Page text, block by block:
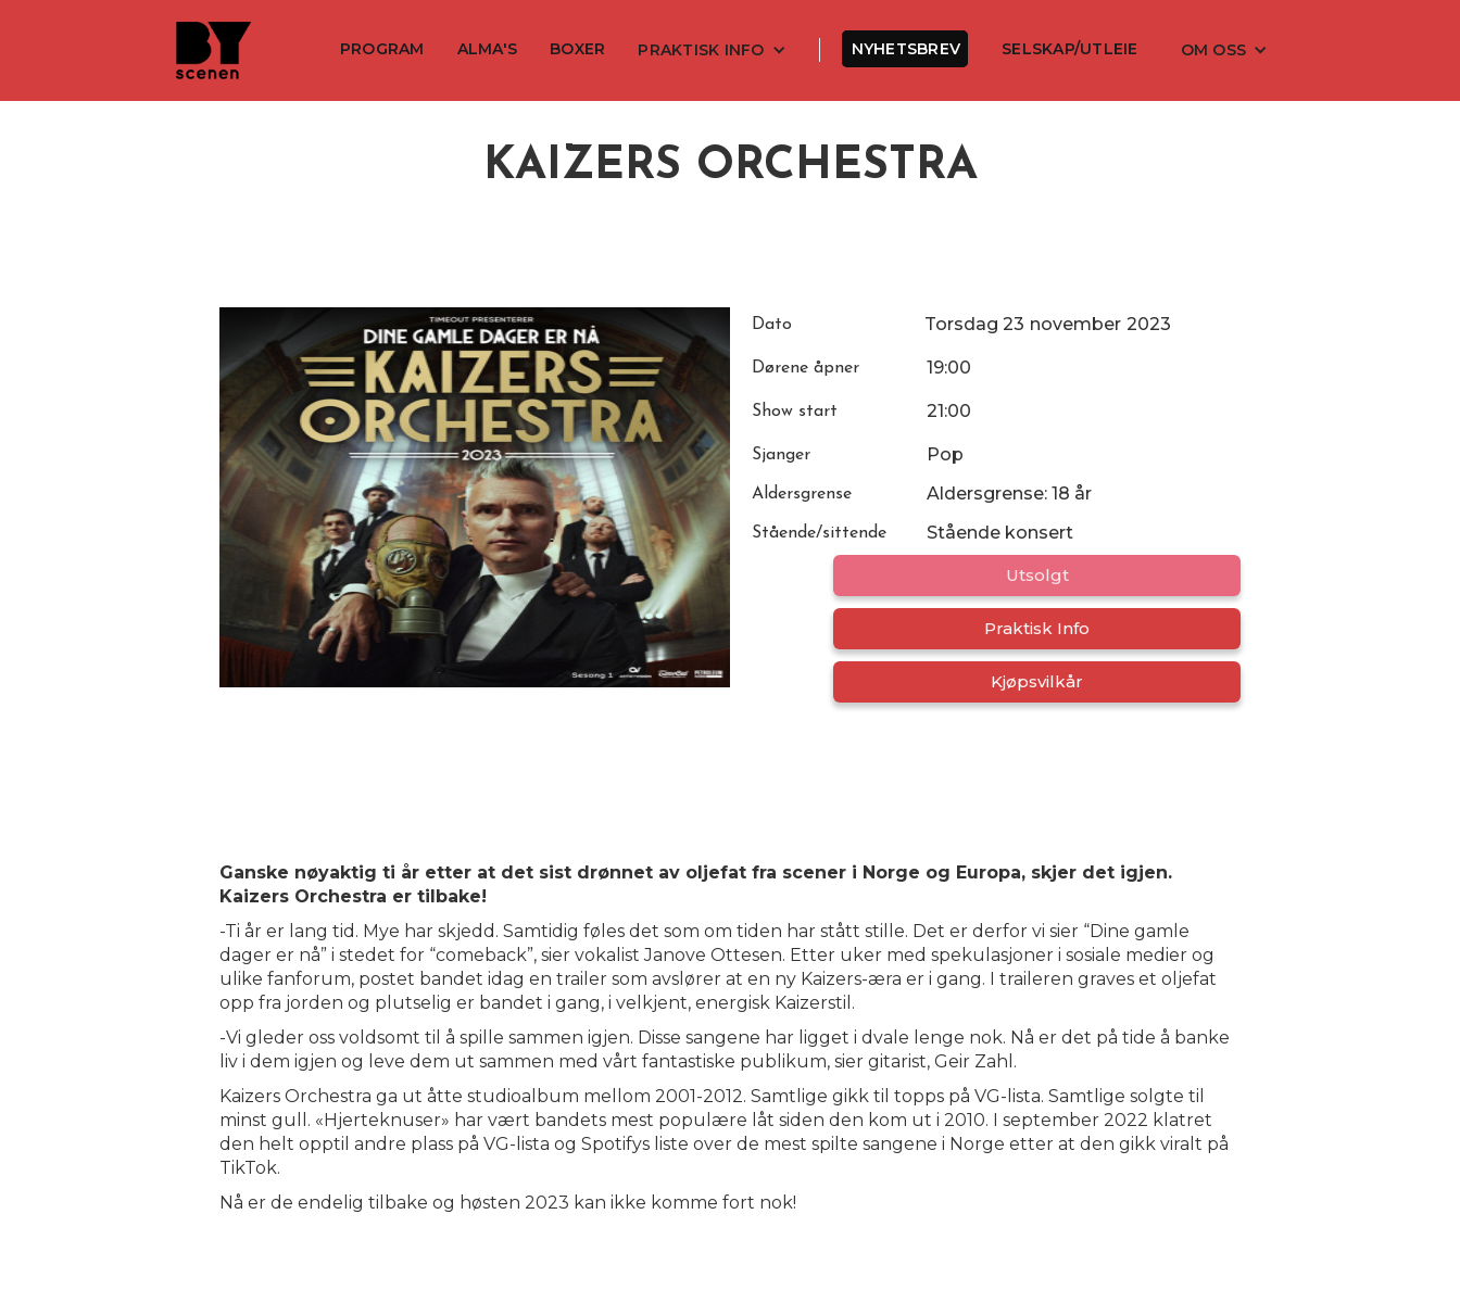
PROGRAM ALMA'S BOXER PRAKTISK INFO NYHETSBREV SELSKAP/UTLEIE OM OSS
KAIZERS ORCHESTRA
Dato Torsdag 23 november 2023
Dørene åpner 19:00
Show start 21:00
Sjanger Pop
Aldersgrense Aldersgrense: 18 år
Stående/sittende Stående konsert
Utsolgt
Praktisk Info
Kjøpsvilkår
Ganske nøyaktig ti år etter at det sist drønnet av oljefat fra scener i Norge og Europa, skjer det igjen.
Kaizers Orchestra er tilbake!
-Ti år er lang tid. Mye har skjedd. Samtidig føles det som om tiden har stått stille. Det er derfor vi sier “Dine gamle
dager er nå” i stedet for “comeback”, sier vokalist Janove Ottesen. Etter uker med spekulasjoner i sosiale medier og
ulike fanforum, postet bandet idag en trailer som avslører at en ny Kaizers-æra er i gang. I traileren graves et oljefat
opp fra jorden og plutselig er bandet i gang, i velkjent, energisk Kaizerstil.
-Vi gleder oss voldsomt til å spille sammen igjen. Disse sangene har ligget i dvale lenge nok. Nå er det på tide å banke
liv i dem igjen og leve dem ut sammen med vårt fantastiske publikum, sier gitarist, Geir Zahl.
Kaizers Orchestra ga ut åtte studioalbum mellom 2001-2012. Samtlige gikk til topps på VG-lista. Samtlige solgte til
minst gull. «Hjerteknuser» har vært bandets mest populære låt siden den kom ut i 2010. I september 2022 klatret
den helt opptil andre plass på VG-lista og Spotifys liste over de mest spilte sangene i Norge etter at den gikk viralt på
TikTok.
Nå er de endelig tilbake og høsten 2023 kan ikke komme fort nok!